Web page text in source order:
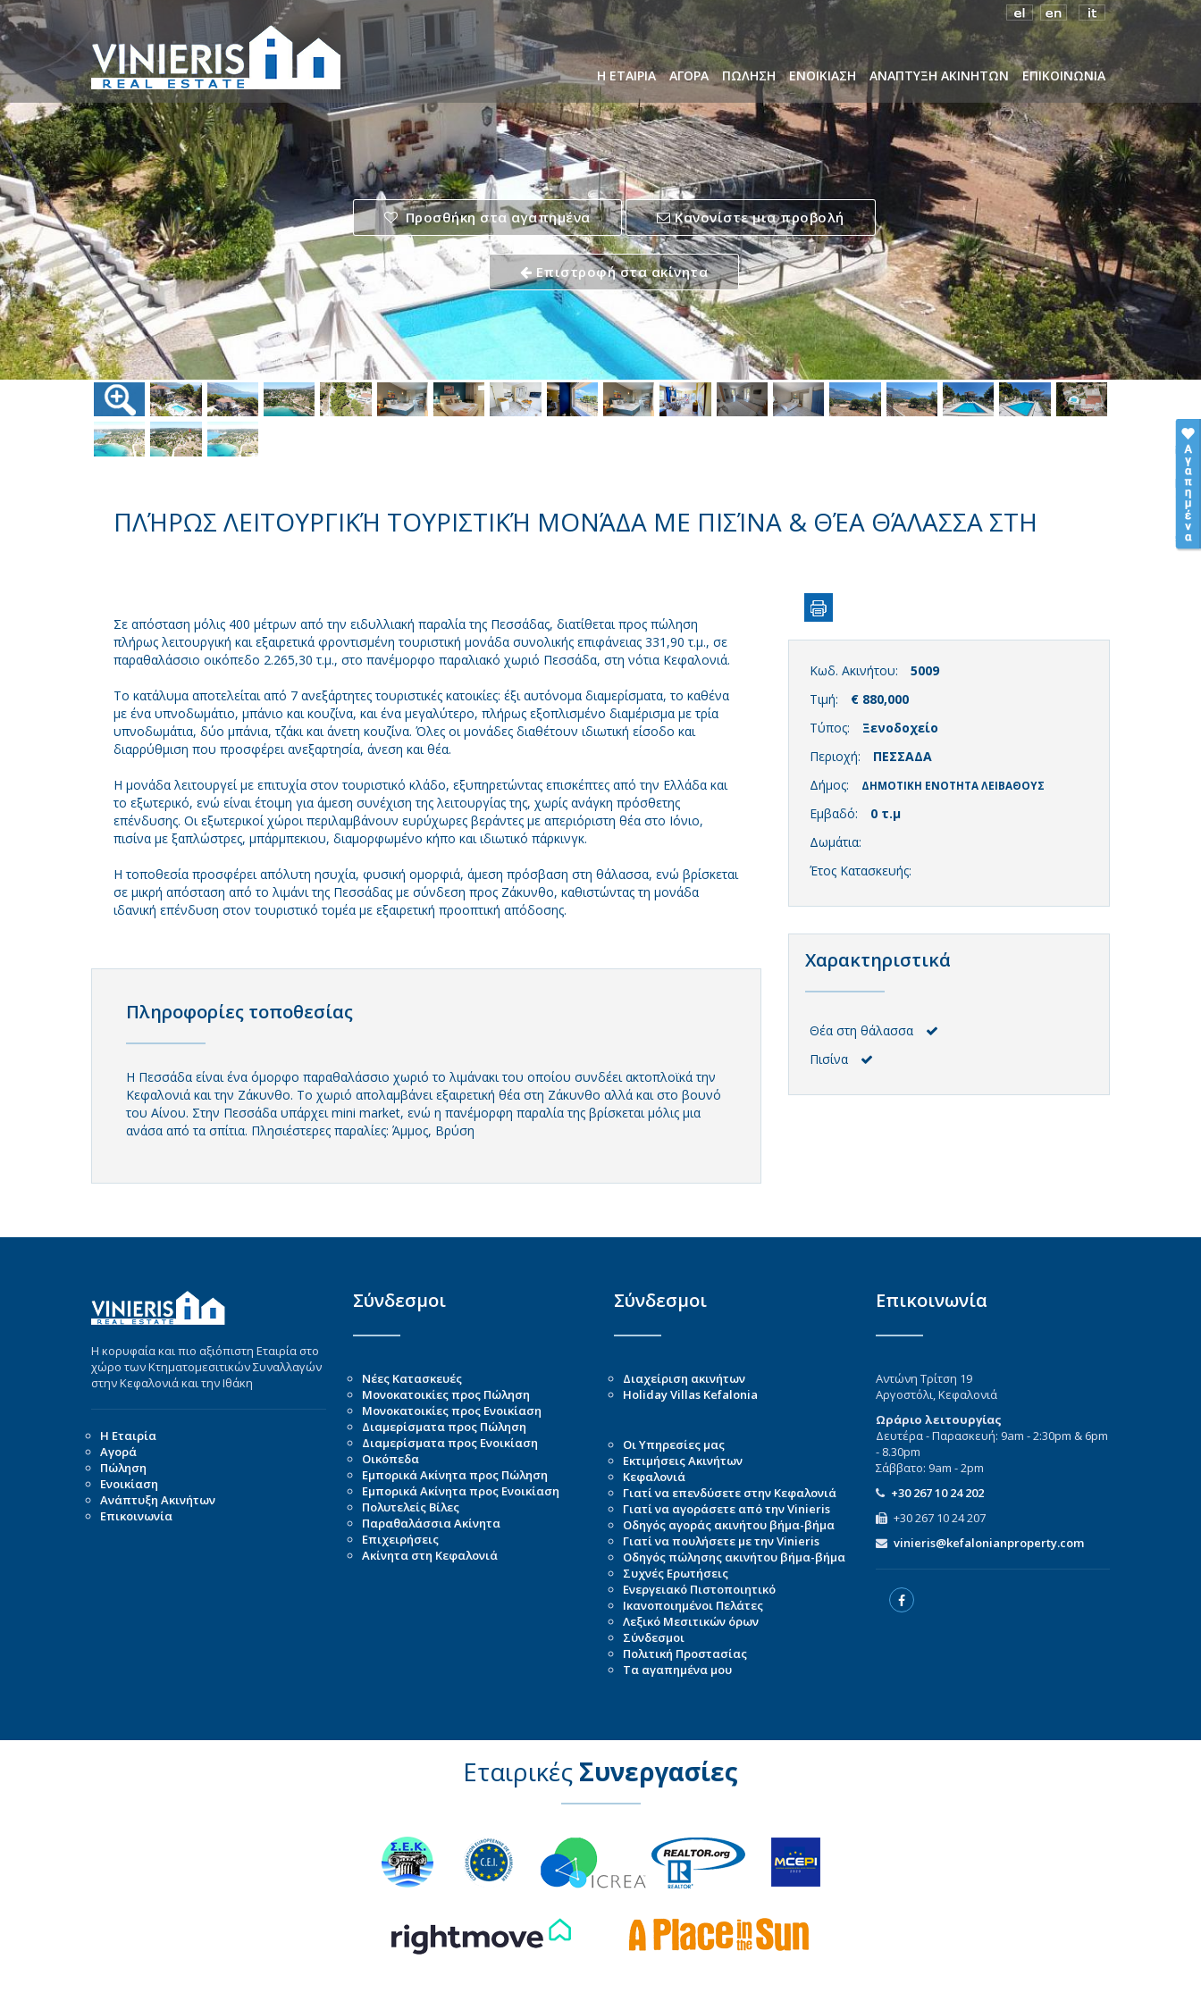
Η ΕΤΑΙΡΙΑ ΑΓΟΡΑ ΠΩΛΗΣΗ ΕΝΟΙΚΙΑΣΗ ΑΝΑΠΤΥΞΗ ΑΚΙΝΗΤΩΝ ΕΠΙΚΟΙΝΩΝΙΑ
Προσθήκη στα αγαπημένα Κανονίστε μια προβολή
Επιστροφή στα ακίνητα
ΠΛΉΡΩΣ ΛΕΙΤΟΥΡΓΙΚΉ ΤΟΥΡΙΣΤΙΚΉ ΜΟΝΆΔΑ ΜΕ ΠΙΣΊΝΑ & ΘΈΑ ΘΆΛΑΣΣΑ ΣΤΗ
Σε απόσταση μόλις 400 μέτρων από την ειδυλλιακή παραλία της Πεσσάδας, διατίθεται προς πώληση
πλήρως λειτουργική και εξαιρετικά φροντισμένη τουριστική μονάδα συνολικής επιφάνειας 331,90 τ.μ., σε
παραθαλάσσιο οικόπεδο 2.265,30 τ.μ., στο πανέμορφο παραλιακό χωριό Πεσσάδα, στη νότια Κεφαλονιά.
Το κατάλυμα αποτελείται από 7 ανεξάρτητες τουριστικές κατοικίες: έξι αυτόνομα διαμερίσματα, το καθένα
με ένα υπνοδωμάτιο, μπάνιο και κουζίνα, και ένα μεγαλύτερο, πλήρως εξοπλισμένο διαμέρισμα με τρία
υπνοδωμάτια, δύο μπάνια, τζάκι και άνετη κουζίνα. Όλες οι μονάδες διαθέτουν ιδιωτική είσοδο και
διαρρύθμιση που προσφέρει ανεξαρτησία, άνεση και θέα.
Η μονάδα λειτουργεί με επιτυχία στον τουριστικό κλάδο, εξυπηρετώντας επισκέπτες από την Ελλάδα και
το εξωτερικό, ενώ είναι έτοιμη για άμεση συνέχιση της λειτουργίας της, χωρίς ανάγκη πρόσθετης
επένδυσης. Οι εξωτερικοί χώροι περιλαμβάνουν ευρύχωρες βεράντες με απεριόριστη θέα στο Ιόνιο,
πισίνα με ξαπλώστρες, μπάρμπεκιου, διαμορφωμένο κήπο και ιδιωτικό πάρκινγκ.
Η τοποθεσία προσφέρει απόλυτη ησυχία, φυσική ομορφιά, άμεση πρόσβαση στη θάλασσα, ενώ βρίσκεται
σε μικρή απόσταση από το λιμάνι της Πεσσάδας με σύνδεση προς Ζάκυνθο, καθιστώντας τη μονάδα
ιδανική επένδυση στον τουριστικό τομέα με εξαιρετική προοπτική απόδοσης.
Πληροφορίες τοποθεσίας
Η Πεσσάδα είναι ένα όμορφο παραθαλάσσιο χωριό το λιμάνακι του οποίου συνδέει ακτοπλοϊκά την
Κεφαλονιά και την Ζάκυνθο. Το χωριό απολαμβάνει εξαιρετική θέα στη Ζάκυνθο αλλά και στο βουνό
του Αίνου. Στην Πεσσάδα υπάρχει mini market, ενώ η πανέμορφη παραλία της βρίσκεται μόλις μια
ανάσα από τα σπίτια. Πλησιέστερες παραλίες: Άμμος, Βρύση
Κωδ. Ακινήτου:
5009
Τιμή:
€ 880,000
Τύπος:
Ξενοδοχείο
Περιοχή:
ΠΕΣΣΑΔΑ
Δήμος:
ΔΗΜΟΤΙΚΗ ΕΝΟΤΗΤΑ ΛΕΙΒΑΘΟΥΣ
Εμβαδό:
0 τ.μ
Δωμάτια:
Έτος Κατασκευής:
Χαρακτηριστικά
Θέα στη θάλασσα
Πισίνα
Η κορυφαία και πιο αξιόπιστη Εταιρία στο
χώρο των Κτηματομεσιτικών Συναλλαγών
στην Κεφαλονιά και την Ιθάκη
Η Εταιρία
Αγορά
Πώληση
Ενοικίαση
Ανάπτυξη Ακινήτων
Επικοινωνία
Σύνδεσμοι
Νέες Κατασκευές
Μονοκατοικίες προς Πώληση
Μονοκατοικίες προς Ενοικίαση
Διαμερίσματα προς Πώληση
Διαμερίσματα προς Ενοικίαση
Οικόπεδα
Εμπορικά Ακίνητα προς Πώληση
Εμπορικά Ακίνητα προς Ενοικίαση
Πολυτελείς Βίλες
Παραθαλάσσια Ακίνητα
Επιχειρήσεις
Ακίνητα στη Κεφαλονιά
Σύνδεσμοι
Διαχείριση ακινήτων
Holiday Villas Kefalonia
Οι Υπηρεσίες μας
Εκτιμήσεις Ακινήτων
Κεφαλονιά
Γιατί να επενδύσετε στην Κεφαλονιά
Γιατί να αγοράσετε από την Vinieris
Οδηγός αγοράς ακινήτου βήμα-βήμα
Γιατί να πουλήσετε με την Vinieris
Οδηγός πώλησης ακινήτου βήμα-βήμα
Συχνές Ερωτήσεις
Ενεργειακό Πιστοποιητικό
Ικανοποιημένοι Πελάτες
Λεξικό Μεσιτικών όρων
Σύνδεσμοι
Πολιτική Προστασίας
Τα αγαπημένα μου
Επικοινωνία
Αντώνη Τρίτση 19
Αργοστόλι, Κεφαλονιά
Ωράριο λειτουργίας
Δευτέρα - Παρασκευή: 9am - 2:30pm & 6pm
- 8.30pm
Σάββατο: 9am - 2pm
+30 267 10 24 202
+30 267 10 24 207
vinieris@kefalonianproperty.com
Εταιρικές Συνεργασίες